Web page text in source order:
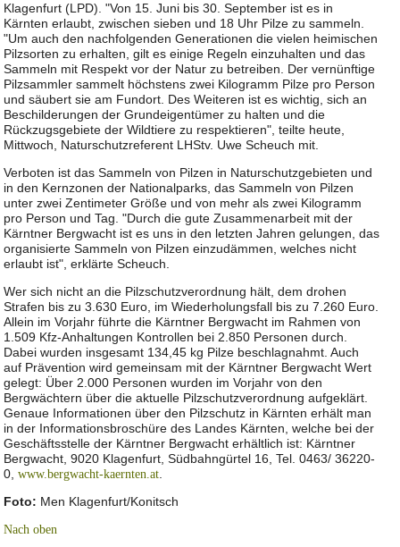
Klagenfurt (LPD). "Von 15. Juni bis 30. September ist es in
Kärnten erlaubt, zwischen sieben und 18 Uhr Pilze zu sammeln.
"Um auch den nachfolgenden Generationen die vielen heimischen
Pilzsorten zu erhalten, gilt es einige Regeln einzuhalten und das
Sammeln mit Respekt vor der Natur zu betreiben. Der vernünftige
Pilzsammler sammelt höchstens zwei Kilogramm Pilze pro Person
und säubert sie am Fundort. Des Weiteren ist es wichtig, sich an
Beschilderungen der Grundeigentümer zu halten und die
Rückzugsgebiete der Wildtiere zu respektieren", teilte heute,
Mittwoch, Naturschutzreferent LHStv. Uwe Scheuch mit.
Verboten ist das Sammeln von Pilzen in Naturschutzgebieten und
in den Kernzonen der Nationalparks, das Sammeln von Pilzen
unter zwei Zentimeter Größe und von mehr als zwei Kilogramm
pro Person und Tag. "Durch die gute Zusammenarbeit mit der
Kärntner Bergwacht ist es uns in den letzten Jahren gelungen, das
organisierte Sammeln von Pilzen einzudämmen, welches nicht
erlaubt ist", erklärte Scheuch.
Wer sich nicht an die Pilzschutzverordnung hält, dem drohen
Strafen bis zu 3.630 Euro, im Wiederholungsfall bis zu 7.260 Euro.
Allein im Vorjahr führte die Kärntner Bergwacht im Rahmen von
1.509 Kfz-Anhaltungen Kontrollen bei 2.850 Personen durch.
Dabei wurden insgesamt 134,45 kg Pilze beschlagnahmt. Auch
auf Prävention wird gemeinsam mit der Kärntner Bergwacht Wert
gelegt: Über 2.000 Personen wurden im Vorjahr von den
Bergwächtern über die aktuelle Pilzschutzverordnung aufgeklärt.
Genaue Informationen über den Pilzschutz in Kärnten erhält man
in der Informationsbroschüre des Landes Kärnten, welche bei der
Geschäftsstelle der Kärntner Bergwacht erhältlich ist: Kärntner
Bergwacht, 9020 Klagenfurt, Südbahngürtel 16, Tel. 0463/ 36220-
0,www.bergwacht-kaernten.at
Foto: Men Klagenfurt/Konitsch
Nach oben